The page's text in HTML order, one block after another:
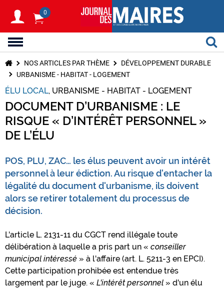
0
NOS ARTICLES PAR THÈME
DÉVELOPPEMENT DURABLE
URBANISME - HABITAT - LOGEMENT
ÉLU LOCAL URBANISME - HABITAT - LOGEMENT
DOCUMENT D’URBANISME : LE
RISQUE « D’INTÉRÊT PERSONNEL »
DE L’ÉLU
POS, PLU, ZAC… les élus peuvent avoir un intérêt
personnel à leur édiction. Au risque d'entacher la
légalité du document d'urbanisme, ils doivent
alors se retirer totalement du processus de
décision.
L'article L. 2131-11 du CGCT rend illégale toute
délibération à laquelle a pris part un « conseiller
municipal intéressé » à l'affaire (art. L. 5211-3 en EPCI).
Cette participation prohibée est entendue très
largement par le juge. « L'intérêt personnel » d'un élu